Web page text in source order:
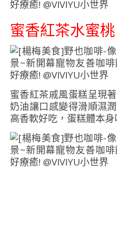
蜜香紅茶水蜜桃
蜜香紅茶戚風蛋糕呈現
奶油讓口感變得滑順濕
高香軟好吃，蛋糕體本